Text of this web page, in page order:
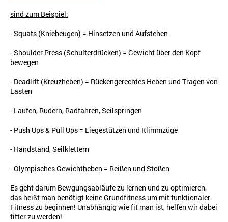
sind zum Beispiel:
- Squats (Kniebeugen) = Hinsetzen und Aufstehen
- Shoulder Press (Schulterdrücken) = Gewicht über den Kopf
bewegen
- Deadlift (Kreuzheben) = Rückengerechtes Heben und Tragen von
Lasten
- Laufen, Rudern, Radfahren, Seilspringen
- Push Ups & Pull Ups = Liegestützen und Klimmzüge
- Handstand, Seilklettern
- Olympisches Gewichtheben = Reißen und Stoßen
Es geht darum Bewgungsabläufe zu lernen und zu optimieren,
das heißt man benötigt keine Grundfitness um mit funktionaler
Fitness zu beginnen! Unabhängig wie fit man ist, helfen wir dabei
fitter zu werden!